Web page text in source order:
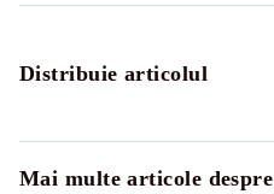
Distribuie articolul
Mai multe articole despre